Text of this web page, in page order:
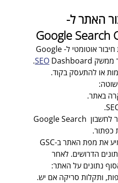
האתר ל-
Google Search
פלטפורמת Wix כוללת חיבור אוטומטי ל-Google
SEO
Dashboard.
או להתעסק בקוד.
באתר.
מקשרים את האתר לחשבון Google Search
הדרושים. לאחר
נתונים על האתר:
ותקלות סריקה אם יש.